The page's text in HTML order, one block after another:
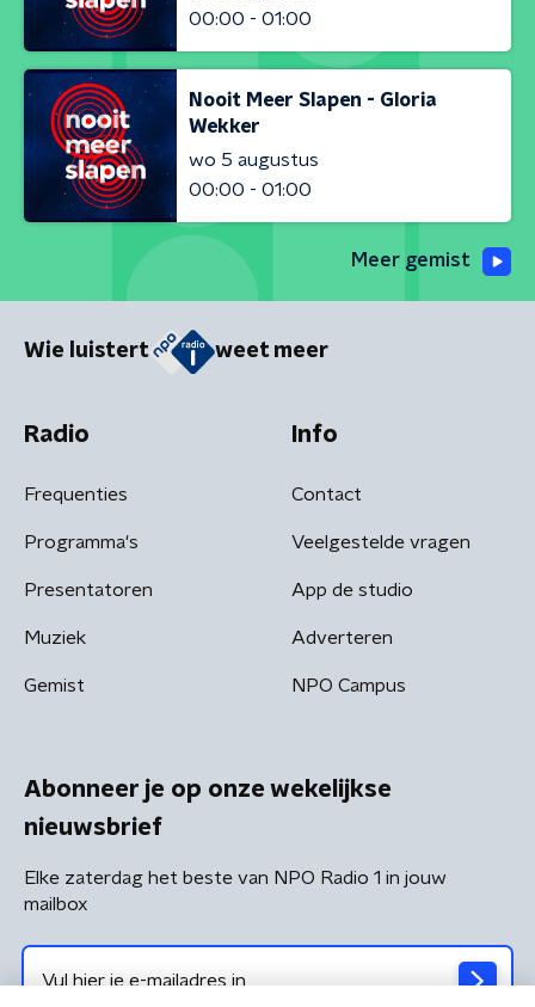
00:00 - 01:00
Nooit Meer Slapen - Gloria
Wekker
wo 5 augustus
00:00 - 01:00
Meer gemist
Wie luistert weet meer
Radio
Frequenties
Programma's
Presentatoren
Muziek
Gemist
Info
Contact
Veelgestelde vragen
App de studio
Adverteren
NPO Campus
Abonneer je op onze wekelijkse
nieuwsbrief
Elke zaterdag het beste van NPO Radio 1 in jouw
mailbox